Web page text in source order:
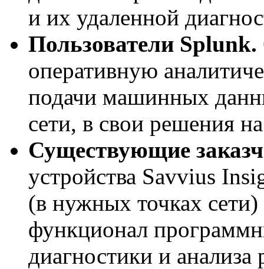
и их удаленной
Пользователи Splunk.
оперативную
подачи машинных
сети, в свои решения
Существующие
устройства Savvius
(в нужных точках
функционал
диагностики и анализа